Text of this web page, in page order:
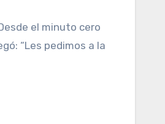
el minuto cero
“Les pedimos a la